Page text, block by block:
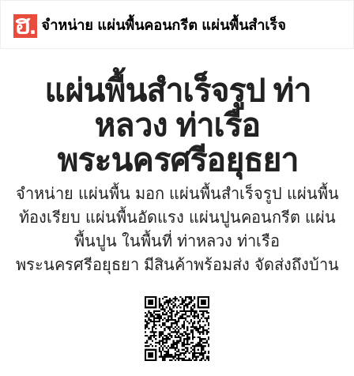
จำหน่าย แผ่นพื้นคอนกรีต แผ่นพื้นสำเร็จ
แผ่นพื้นสำเร็จรูป ท่า
หลวง ท่าเรือ
พระนครศรีอยุธยา
จำหน่าย แผ่นพื้น มอก แผ่นพื้นสำเร็จรูป แผ่นพื้น
ท้องเรียบ แผ่นพื้นอัดแรง แผ่นปูนคอนกรีต แผ่น
พื้นปูน ในพื้นที่ ท่าหลวง ท่าเรือ
พระนครศรีอยุธยา มีสินค้าพร้อมส่ง จัดส่งถึงบ้าน